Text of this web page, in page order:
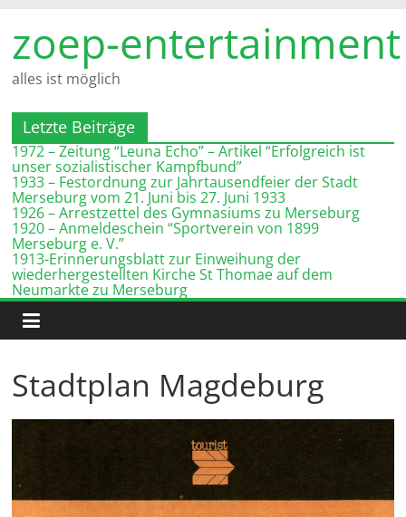
Inhalt
springen
zoep-entertainment
alles ist möglich
Letzte Beiträge
1972 – Zeitung “Leuna Echo” – Artikel “Erfolgreich ist
unser sozialistischer Kampfbund”
1933 – Festordnung zur Jahrtausendfeier der Stadt
Merseburg vom 21. Juni bis 27. Juni 1933
1926 – Arrestzettel des Gymnasiums zu Merseburg
1920 – Anmeldeschein “Sportverein von 1899
Merseburg e. V.”
1913-Erinnerungsblatt zur Einweihung der
wiederhergestellten Kirche St Thomae auf dem
Neumarkte zu Merseburg
Stadtplan Magdeburg